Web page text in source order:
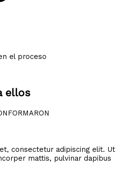
el proceso
ellos
consectetur adipiscing elit. Ut
mattis, pulvinar dapibus